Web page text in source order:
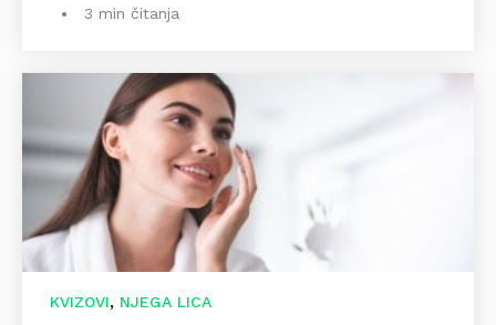
3 min čitanja
KVIZOVI, NJEGA LICA